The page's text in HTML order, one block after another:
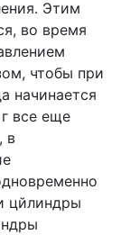
Этим
во время
чтобы при
начинается
все еще
в
цйлиндры